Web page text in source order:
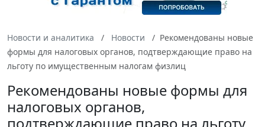
Новости и аналитика Новости
Рекомендованы новые
формы для налоговых органов, подтверждающие право на
льготу по имущественным налогам физлиц
Рекомендованы новые формы для
налоговых органов,
подтверждающие право на льготу